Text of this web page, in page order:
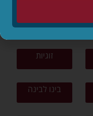
סיפורים
זוגיות
בינו לבינה